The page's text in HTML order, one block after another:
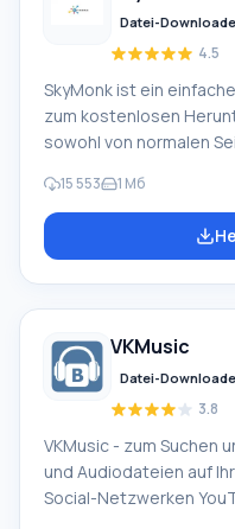
Datei-
4.5
SkyMonk ist ein
zum kostenlosen
sowohl von normalen
Mit SkyMonk 2.20
auf einen File-Hosting-
unterstützt einen
Dateien ohne den Kauf
mit der Möglichkeit,
fortzusetzen. Ohne
15 553 1 Мб
VKMusic
Datei-
3.8
VKMusic - zum Suchen
und Audiodateien auf
Social-Netzwerken